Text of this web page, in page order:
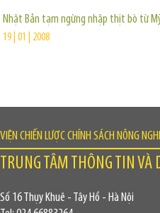
Nhật Bản tạm ngừng nhập thịt bò từ
19 | 01 | 2008
VIỆN CHIẾN LƯỢC CHÍNH SÁCH NÔNG
TRUNG TÂM THÔNG TIN
Số 16 Thụy Khuê - Tây Hồ - Hà Nội